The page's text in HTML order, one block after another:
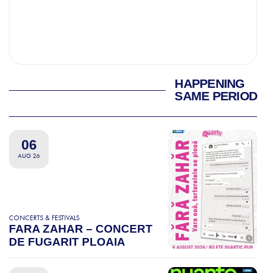
HAPPENING
SAME PERIOD
06
AUG 26
CONCERTS & FESTIVALS
FARA ZAHAR – CONCERT
DE FUGARIT PLOAIA